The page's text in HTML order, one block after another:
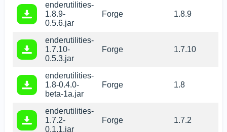
enderutilities-
1.8.9-
0.5.6.jar
Forge 1.8.9
enderutilities-
1.7.10-
0.5.3.jar
Forge 1.7.10
enderutilities-
1.8-0.4.0-
beta-1a.jar
Forge 1.8
enderutilities-
1.7.2-
0.1.1.jar
Forge 1.7.2
Ми використовуємо файли cookie
Цей веб-сайт використовує файли cookie, щоб